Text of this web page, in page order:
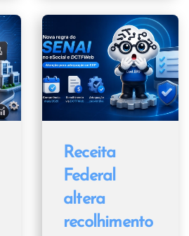
Receita
Federal
altera
recolhimento